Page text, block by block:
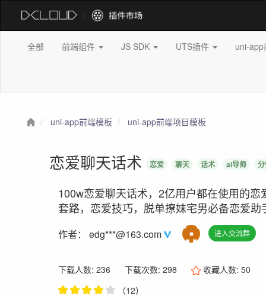
全部 前端组件 JS SDK UTS插件 uni-
uni-app前端模板 uni-app前端项目模板
恋爱聊天话术 恋爱 聊天 话术 ai导师
100w恋爱聊天话术，2亿用户都在使用的
套路，恋爱技巧，脱单撩妹宅男必备恋爱助
作者：edg***@163.com 进入交流群
下载人数: 236 下载次数: 298 收藏人数:50
（12）